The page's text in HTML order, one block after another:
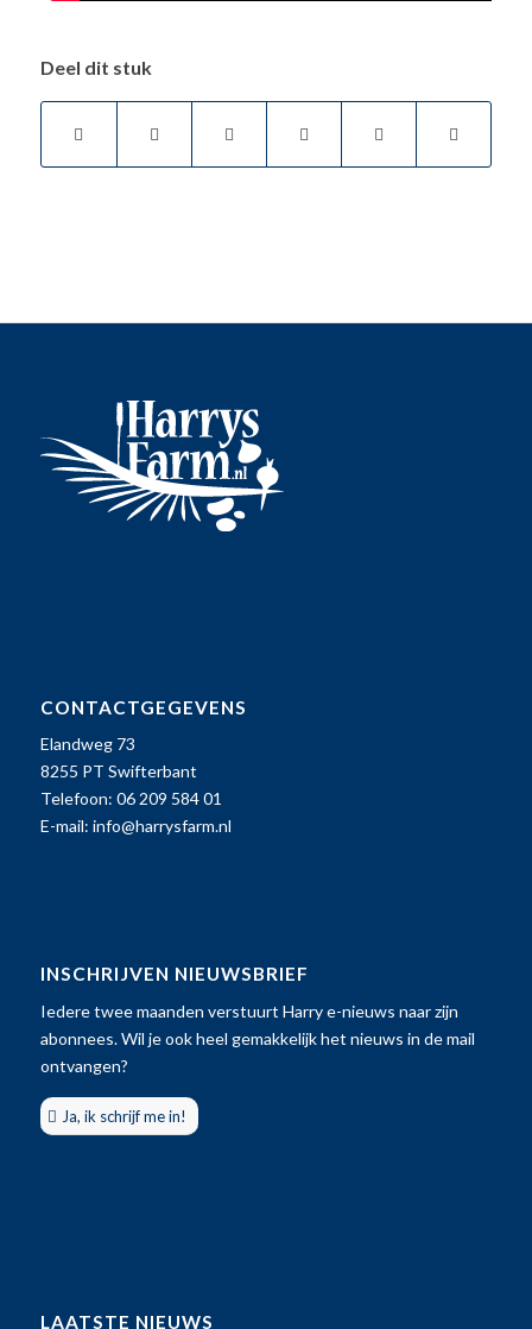
Deel dit stuk
CONTACTGEGEVENS
Elandweg 73
8255 PT Swifterbant
Telefoon: 06 209 584 01
E-mail: info@harrysfarm.nl
INSCHRIJVEN NIEUWSBRIEF
Iedere twee maanden verstuurt Harry e-nieuws naar zijn
abonnees. Wil je ook heel gemakkelijk het nieuws in de mail
ontvangen?
Ja, ik schrijf me in!
LAATSTE NIEUWS